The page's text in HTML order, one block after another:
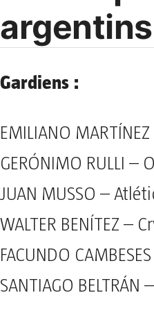
Gardiens :
EMILIANO
GERÓNIMO RULLI
JUAN MUSSO –
WALTER BENÍTEZ –
FACUNDO
SANTIAGO BELTRÁN